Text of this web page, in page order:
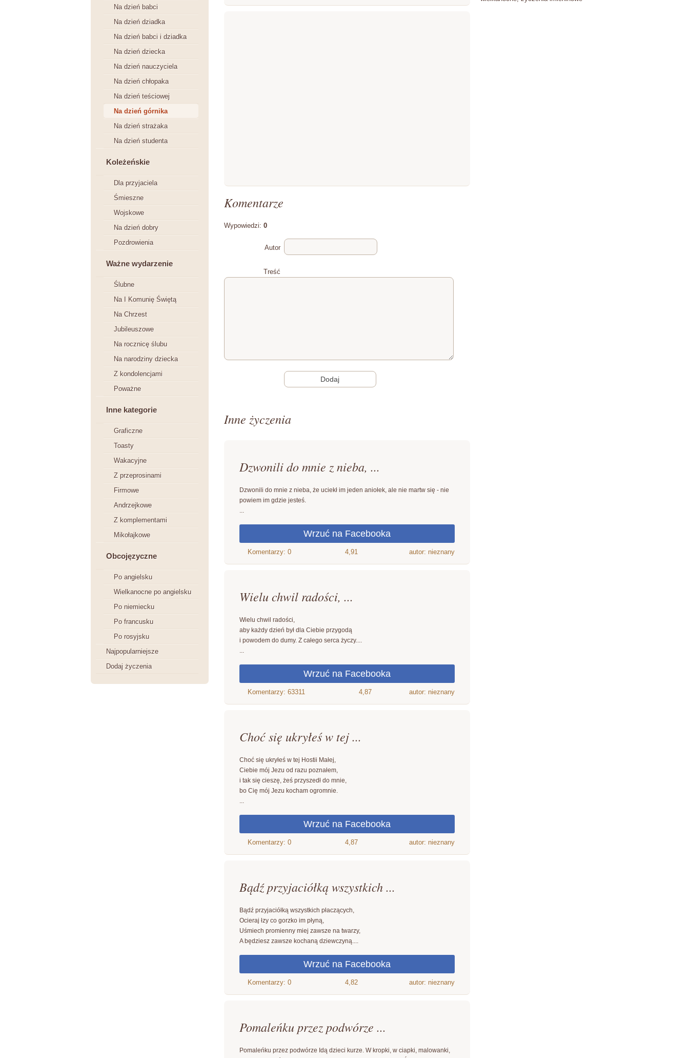
Na dzień babci
Na dzień dziadka
Na dzień babci i dziadka
Na dzień dziecka
Na dzień nauczyciela
Na dzień chłopaka
Na dzień teściowej
Na dzień górnika
Na dzień strażaka
Na dzień studenta
Koleżeńskie
Dla przyjaciela
Śmieszne
Wojskowe
Na dzień dobry
Pozdrowienia
Ważne wydarzenie
Ślubne
Na I Komunię Świętą
Na Chrzest
Jubileuszowe
Na rocznicę ślubu
Na narodziny dziecka
Z kondolencjami
Poważne
Inne kategorie
Graficzne
Toasty
Wakacyjne
Z przeprosinami
Firmowe
Andrzejkowe
Z komplementami
Mikołajkowe
Obcojęzyczne
Po angielsku
Wielkanocne po angielsku
Po niemiecku
Po francusku
Po rosyjsku
Najpopularniejsze
Dodaj życzenia
Komentarze
Wypowiedzi: 0
Autor
Treść
Inne życzenia
Dzwonili do mnie z nieba, ...
Dzwonili do mnie z nieba, że uciekł im jeden aniołek, ale nie martw się - nie
powiem im gdzie jesteś.
...
4,91 autor: nieznany
Wielu chwil radości, ...
Wielu chwil radości,
aby każdy dzień był dla Ciebie przygodą
i powodem do dumy. Z całego serca życzy....
...
4,87 autor: nieznany
Choć się ukryłeś w tej ...
Choć się ukryłeś w tej Hostii Małej,
Ciebie mój Jezu od razu poznałem,
i tak się cieszę, żeś przyszedł do mnie,
bo Cię mój Jezu kocham ogromnie.
...
4,87 autor: nieznany
Bądź przyjaciółką wszystkich ...
Bądź przyjaciółką wszystkich płaczących,
Ocieraj łzy co gorzko im płyną,
Uśmiech promienny miej zawsze na twarzy,
A będziesz zawsze kochaną dziewczyną....
4,82 autor: nieznany
Pomaleńku przez podwórze ...
Pomaleńku przez podwórze Idą dzieci kurze. W kropki, w ciapki, malowanki,